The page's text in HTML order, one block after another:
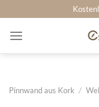
Inhalt
springen
Pinnwand aus Kork /